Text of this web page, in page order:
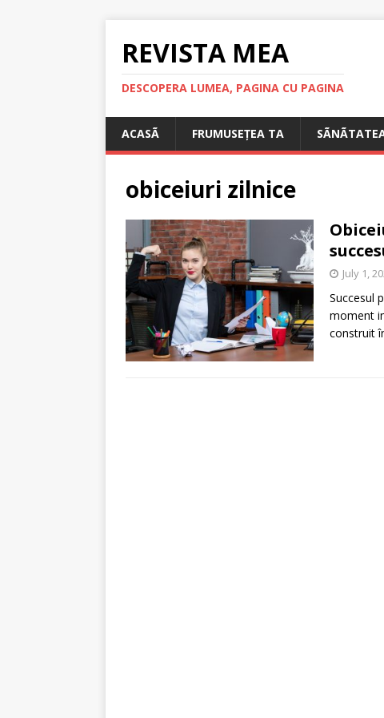
REVISTA MEA
DESCOPERA LUMEA, PAGINA CU PAGINA
ACASÃ FRUMUSEȚEA TA
obiceiuri zilnice
July 1,
Succesul
moment
construit